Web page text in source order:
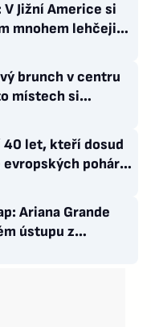
Jižní Americe si
mnohem lehčeji,
brunch v centru
místech si
i místní
40 let, kteří dosud
pohárů.
hřiště jako
Ariana Grande
ústupu z
Sophia z
pauzu od skupiny